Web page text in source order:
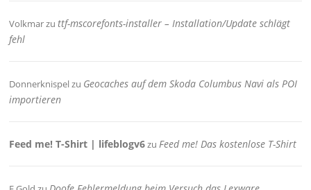
Volkmarzuttf-mscorefonts-installer – Installation/Update schlägt
fehl
Donnerknispelzu Geocaches auf dem Skoda Columbus Navi als POI
importieren
Feed me! T-Shirt | lifeblogv6zuFeed me! Das kostenlose T-Shirt